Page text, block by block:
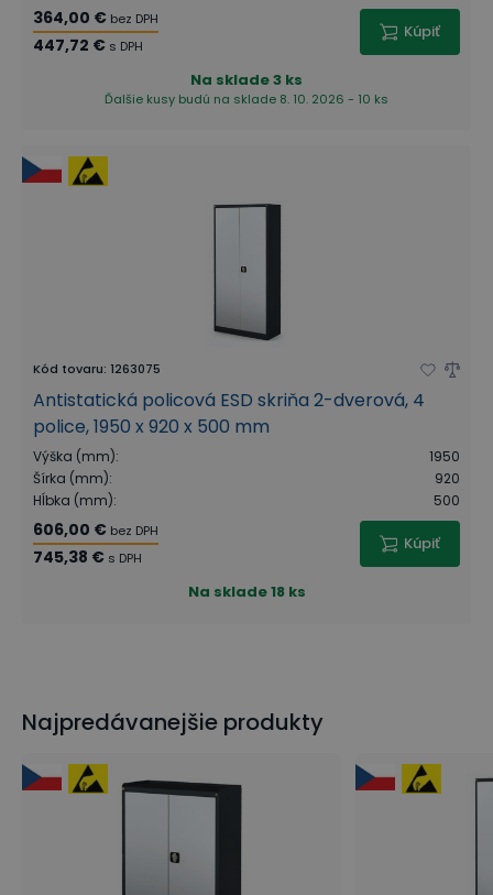
364,00 € bez DPH
447,72 € s DPH
Kúpiť
Na sklade3 ks
Ďalšie kusy budú na sklade 8. 10. 2026 - 10 ks
Kód tovaru: 1263075
Antistatická policová ESD skriňa 2-dverová, 4
police, 1950 x 920 x 500 mm
Výška (mm):
1950
Šírka (mm):
920
Hĺbka (mm): 500
606,00 € bez DPH
745,38 € s DPH
Kúpiť
Na sklade18 ks
Najpredávanejšie produkty